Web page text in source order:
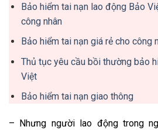
Bảo hiểm tai nạn lao động Bảo
công nhân
Bảo hiểm tai nạn giá rẻ cho công
Thủ tục yêu cầu bồi thường bảo
Việt
Bảo hiểm tai nạn giao thông
– Nhưng người lao động trong